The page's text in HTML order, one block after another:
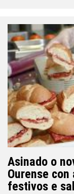
Asinado o
Ourense
festivos e